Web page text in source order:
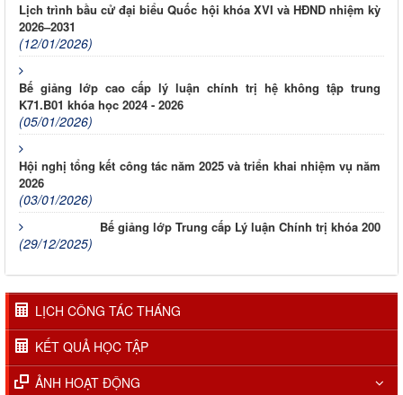
Lịch trình bầu cử đại biểu Quốc hội khóa XVI và HĐND nhiệm kỳ
2026–2031
(12/01/2026)
Bế giảng lớp cao cấp lý luận chính trị hệ không tập trung
K71.B01 khóa học 2024 - 2026
(05/01/2026)
Hội nghị tổng kết công tác năm 2025 và triển khai nhiệm vụ năm
2026
(03/01/2026)
Bế giảng lớp Trung cấp Lý luận Chính trị khóa 200
(29/12/2025)
LỊCH CÔNG TÁC THÁNG
KẾT QUẢ HỌC TẬP
ẢNH HOẠT ĐỘNG